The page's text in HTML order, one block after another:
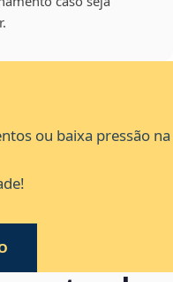
ou baixa pressão na